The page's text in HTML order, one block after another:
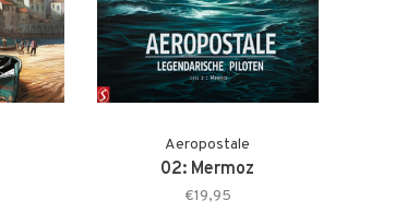
Aeropostale
02: Mermoz
€19,95